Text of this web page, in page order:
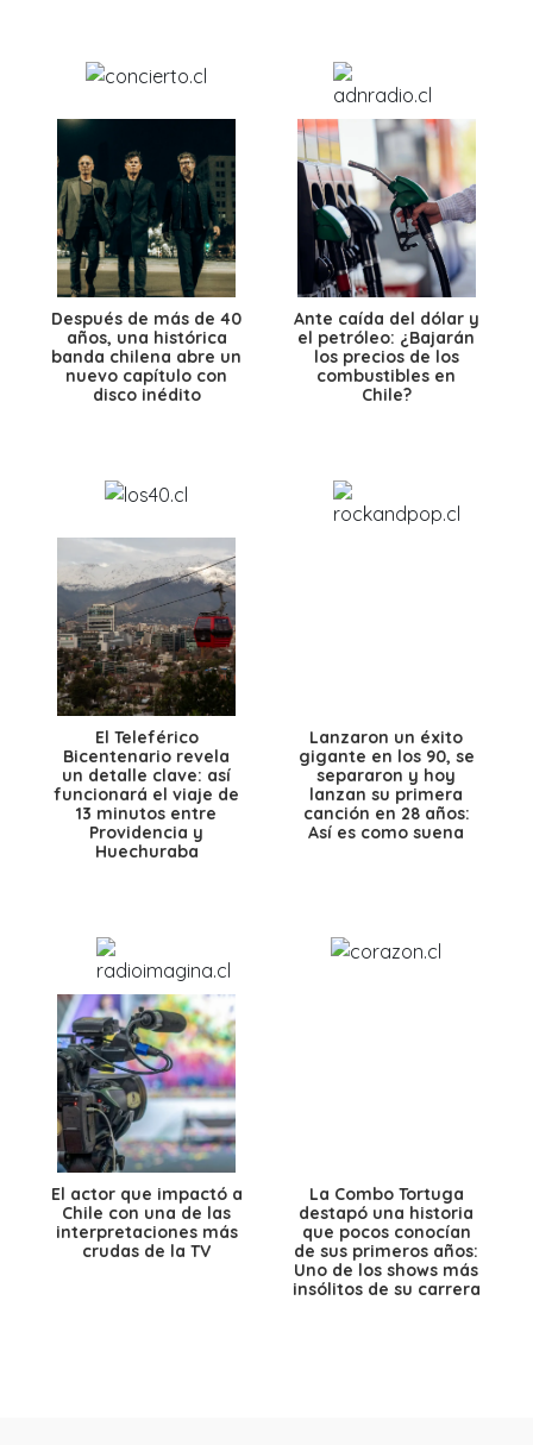
Después de más de 40
años, una histórica
banda chilena abre un
nuevo capítulo con
disco inédito
Ante caída del dólar y
el petróleo: ¿Bajarán
los precios de los
combustibles en
Chile?
El Teleférico
Bicentenario revela
un detalle clave: así
funcionará el viaje de
13 minutos entre
Providencia y
Huechuraba
Lanzaron un éxito
gigante en los 90, se
separaron y hoy
lanzan su primera
canción en 28 años:
Así es como suena
El actor que impactó a
Chile con una de las
interpretaciones más
crudas de la TV
La Combo Tortuga
destapó una historia
que pocos conocían
de sus primeros años:
Uno de los shows más
insólitos de su carrera